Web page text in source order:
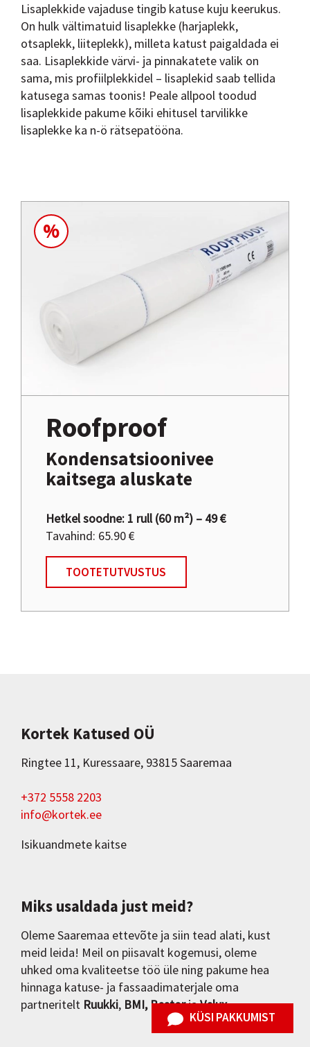
Lisaplekkide vajaduse tingib katuse kuju keerukus.
On hulk vältimatuid lisaplekke (harjaplekk,
otsaplekk, liiteplekk), milleta katust paigaldada ei
saa. Lisaplekkide värvi- ja pinnakatete valik on
sama, mis profiilplekkidel – lisaplekid saab tellida
katusega samas toonis! Peale allpool toodud
lisaplekkide pakume kõiki ehitusel tarvilikke
lisaplekke ka n-ö rätsepatööna.
%
Roofproof
Kondensatsioonivee
kaitsega aluskate
Hetkel soodne: 1 rull (60 m²) – 49 €
Tavahind: 65.90 €
TOOTETUTVUSTUS
Kortek Katused OÜ
Ringtee 11, Kuressaare, 93815 Saaremaa
+372 5558 2203
info@kortek.ee
Isikuandmete kaitse
Miks usaldada just meid?
Oleme Saaremaa ettevõte ja siin tead alati, kust
meid leida! Meil on piisavalt kogemusi, oleme
uhked oma kvaliteetse töö üle ning pakume hea
hinnaga katuse- ja fassaadimaterjale oma
partneritelt Ruukki, BMI, BestorjaVelux.
KÜSI PAKKUMIST